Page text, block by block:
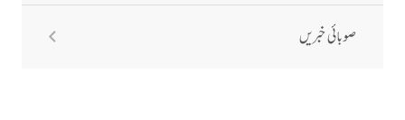
صوبائی خبریں